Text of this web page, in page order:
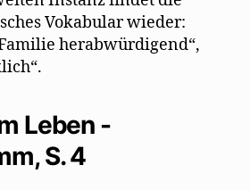
Vokabular wieder:
herabwürdigend“,
Leben -
S. 4